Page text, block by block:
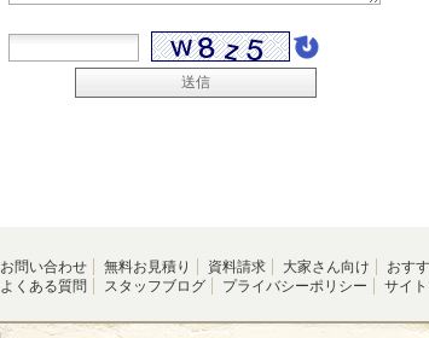
お問い合わせ 無料お見積り 資料請求 大家さん向け おす
よくある質問 スタッフブログ プライバシーポリシー サイ